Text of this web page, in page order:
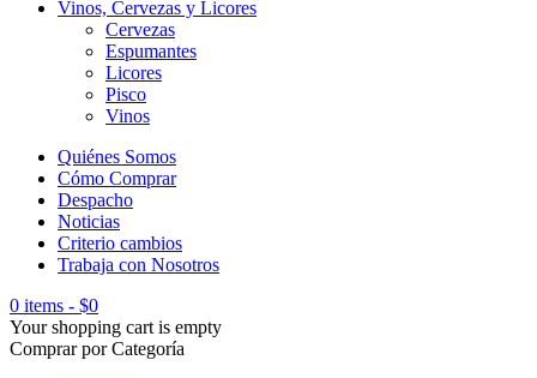
Vinos, Cervezas y Licores
Cervezas
Espumantes
Licores
Pisco
Vinos
Quiénes Somos
Cómo Comprar
Despacho
Noticias
Criterio cambios
Trabaja con Nosotros
0 items - $0
Your shopping cart is empty
Comprar por Categoría